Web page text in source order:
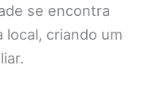
se encontra
local, criando um